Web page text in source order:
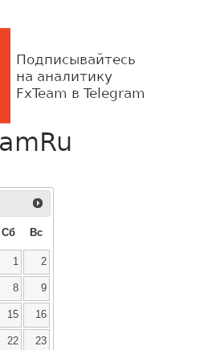
Сб Вс
1 2
8 9
15 16
22 23